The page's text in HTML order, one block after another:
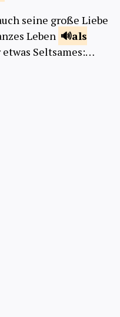
seine große Liebe
Leben
als
etwas Seltsames:…